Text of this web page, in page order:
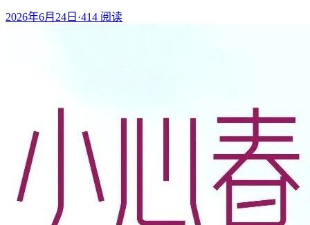
2026年6月24日 ·414 阅读